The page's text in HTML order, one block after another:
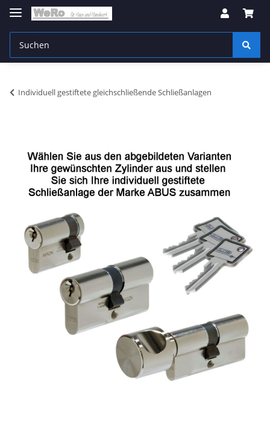
Individuell gestiftete gleichschließende Schließanlagen